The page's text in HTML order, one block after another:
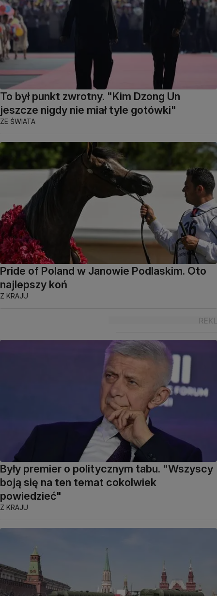
To był punkt zwrotny. "Kim Dzong Un
jeszcze nigdy nie miał tyle gotówki"
ZE ŚWIATA
Pride of Poland w Janowie Podlaskim. Oto
najlepszy koń
Z KRAJU
Były premier o politycznym tabu. "Wszyscy
boją się na ten temat cokolwiek
powiedzieć"
Z KRAJU